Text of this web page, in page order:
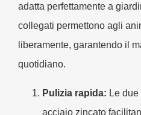
adatta perfettamente a
collegati permettono agli
liberamente, garantendo il
quotidiano.
Pulizia rapida: Le
acciaio zincato